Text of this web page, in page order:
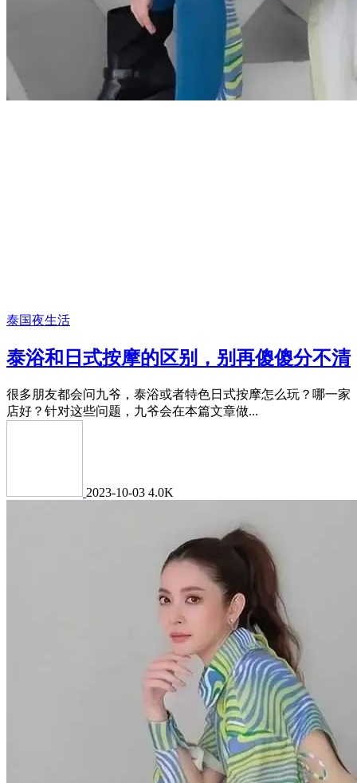
泰国夜生活
泰浴和日式按摩的区别，别再傻傻分不清
很多朋友都会问九爷，泰浴或者特色日式按摩怎么玩？哪一家
店好？针对这些问题，九爷会在本篇文章做...
2023-10-03 4.0K